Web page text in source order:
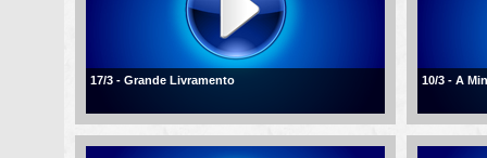
17/3 - Grande Livramento 10/3 - A